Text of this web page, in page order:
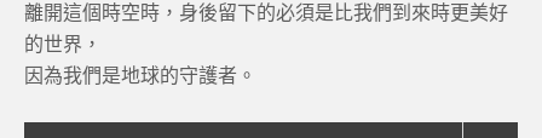
離開這個時空時，身後留下的必須是比我們到來時更美好
的世界，
因為我們是地球的守護者。